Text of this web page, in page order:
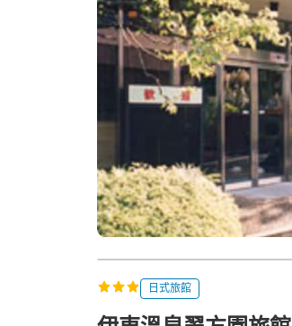
e
_
s
e
c
日式旅館